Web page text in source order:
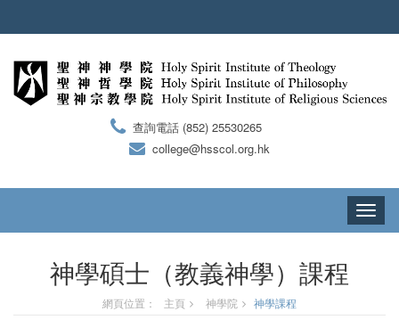
查詢電話 (852) 25530265
college@hsscol.org.hk
Toggle
神學碩士（教義神學）課程
網頁位置： 主頁 神學院 神學課程